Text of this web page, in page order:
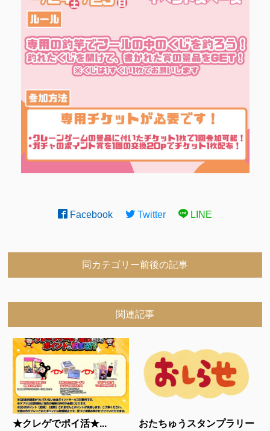
Facebook Twitter LINE
同カテゴリー前後の記事
関連記事
★クレゲでポイ活★...
おたちゅうスタンプラリー